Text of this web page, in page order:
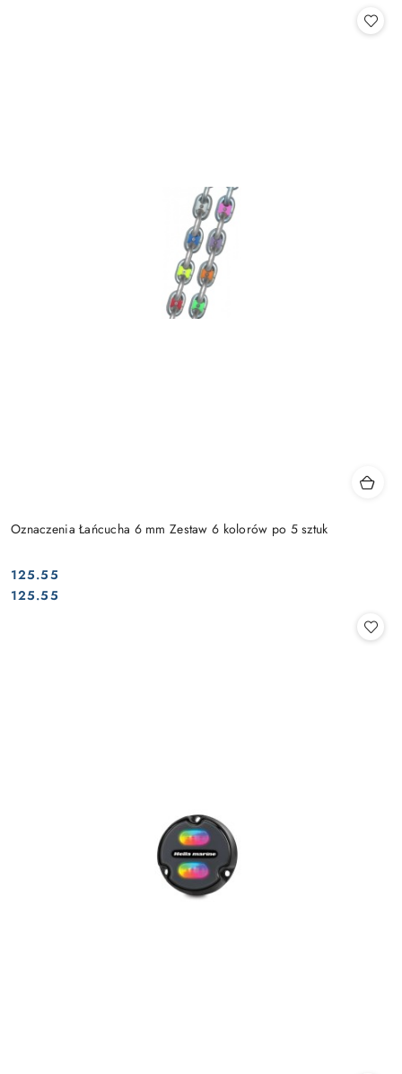
Oznaczenia Łańcucha 6 mm Zestaw 6 kolorów po 5 sztuk
Cena:
125.55
Cena:
125.55